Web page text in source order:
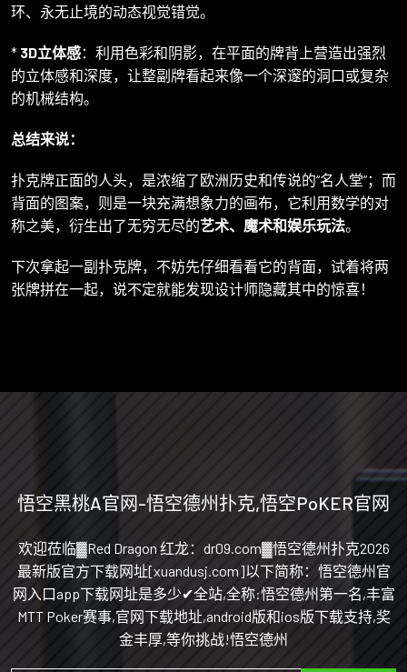
环、永无止境的动态视觉错觉。
* 3D立体感：利用色彩和阴影，在平面的牌背上营造出强烈
的立体感和深度，让整副牌看起来像一个深邃的洞口或复杂
的机械结构。
总结来说：
扑克牌正面的人头，是浓缩了欧洲历史和传说的“名人堂”；而
背面的图案，则是一块充满想象力的画布，它利用数学的对
称之美，衍生出了无穷无尽的艺术、魔术和娱乐玩法。
下次拿起一副扑克牌，不妨先仔细看看它的背面，试着将两
张牌拼在一起，说不定就能发现设计师隐藏其中的惊喜！
悟空黑桃A官网-悟空德州扑克,悟空PoKER官网
欢迎莅临▓Red Dragon 红龙：dr09.com▓悟空德州扑克2026
最新版官方下载网址[xuandusj.com]以下简称：悟空德州官
网入口app下载网址是多少✔全站,全称:悟空德州第一名,丰富
MTT Poker赛事,官网下载地址,android版和ios版下载支持,奖
金丰厚,等你挑战!悟空德州